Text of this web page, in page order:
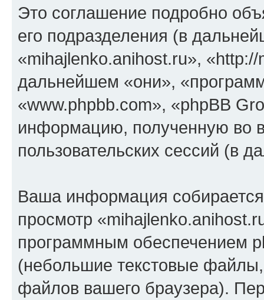
Это соглашение подробно
его подразделения (в
«mihajlenko.anihost.ru»,
дальнейшем «они»,
«www.phpbb.com», «phpBB
информацию, полученную во
пользовательских сессий (в
Ваша информация
просмотр
программным обеспечением
(небольшие текстовые
файлов вашего браузера).